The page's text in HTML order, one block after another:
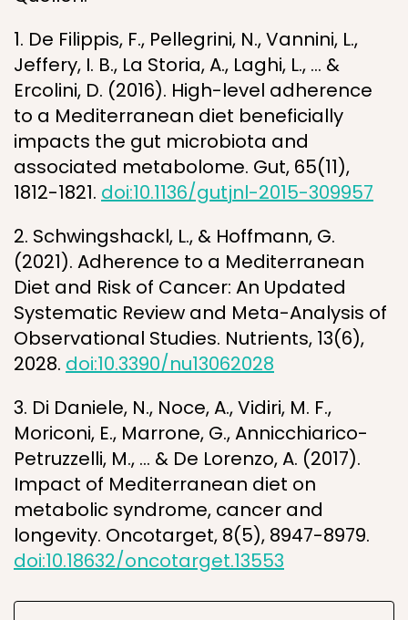
1. De Filippis, F., Pellegrini, N., Vannini, L.,
Jeffery, I. B., La Storia, A., Laghi, L., … &
Ercolini, D. (2016). High-level adherence
to a Mediterranean diet beneficially
impacts the gut microbiota and
associated metabolome. Gut, 65(11),
1812-1821. doi:10.1136/gutjnl-2015-309957
2. Schwingshackl, L., & Hoffmann, G.
(2021). Adherence to a Mediterranean
Diet and Risk of Cancer: An Updated
Systematic Review and Meta-Analysis of
Observational Studies. Nutrients, 13(6),
2028. doi:10.3390/nu13062028
3. Di Daniele, N., Noce, A., Vidiri, M. F.,
Moriconi, E., Marrone, G., Annicchiarico-
Petruzzelli, M., … & De Lorenzo, A. (2017).
Impact of Mediterranean diet on
metabolic syndrome, cancer and
longevity. Oncotarget, 8(5), 8947-8979.
doi:10.18632/oncotarget.13553